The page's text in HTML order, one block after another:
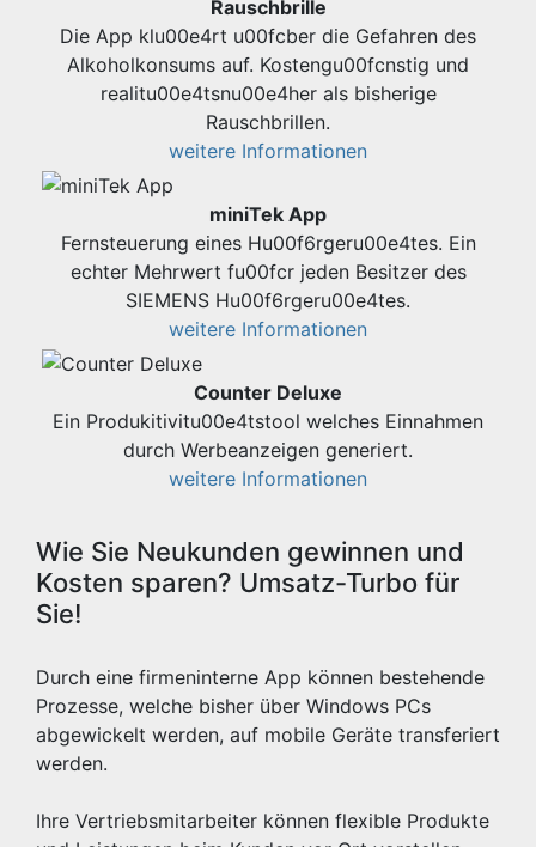
Rauschbrille
Die App klu00e4rt u00fcber die Gefahren des
Alkoholkonsums auf. Kostengu00fcnstig und
realitu00e4tsnu00e4her als bisherige
Rauschbrillen.
weitere Informationen
miniTek App
Fernsteuerung eines Hu00f6rgeru00e4tes. Ein
echter Mehrwert fu00fcr jeden Besitzer des
SIEMENS Hu00f6rgeru00e4tes.
weitere Informationen
Counter Deluxe
Ein Produkitivitu00e4tstool welches Einnahmen
durch Werbeanzeigen generiert.
weitere Informationen
Wie Sie Neukunden gewinnen und
Kosten sparen? Umsatz-Turbo für
Sie!
Durch eine firmeninterne App können bestehende
Prozesse, welche bisher über Windows PCs
abgewickelt werden, auf mobile Geräte transferiert
werden.
Ihre Vertriebsmitarbeiter können flexible Produkte